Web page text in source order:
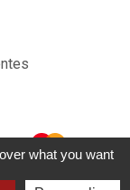
what you want